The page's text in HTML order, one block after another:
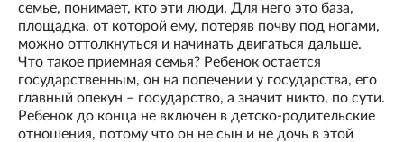
семье, понимает, кто эти люди. Для него это база,
площадка, от которой ему, потеряв почву под ногами,
можно оттолкнуться и начинать двигаться дальше.
Что такое приемная семья? Ребенок остается
государственным, он на попечении у государства, его
главный опекун – государство, а значит никто, по сути.
Ребенок до конца не включен в детско-родительские
отношения, потому что он не сын и не дочь в этой